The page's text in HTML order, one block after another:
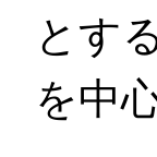
とす
を中